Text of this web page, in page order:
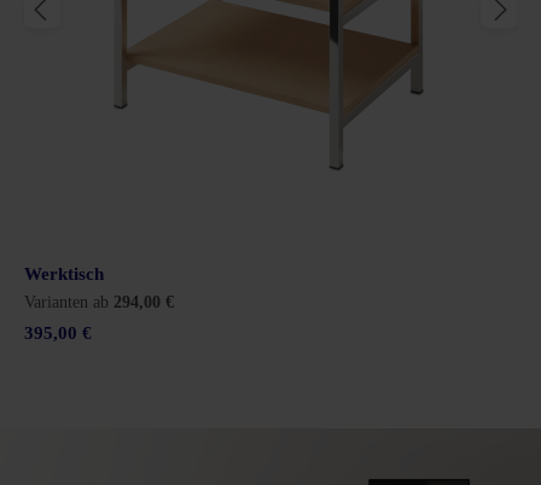
Werktisch
Varianten ab 294,00 €
395,00 €